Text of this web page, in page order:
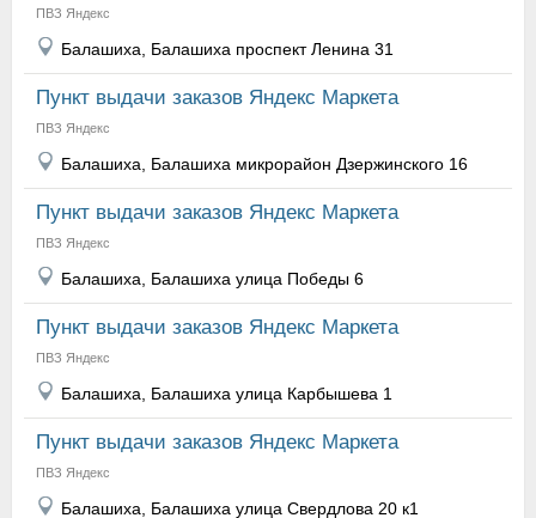
ПВЗ Яндекс
Балашиха, Балашиха проспект Ленина 31
Пункт выдачи заказов Яндекс Маркета
ПВЗ Яндекс
Балашиха, Балашиха микрорайон Дзержинского 16
Пункт выдачи заказов Яндекс Маркета
ПВЗ Яндекс
Балашиха, Балашиха улица Победы 6
Пункт выдачи заказов Яндекс Маркета
ПВЗ Яндекс
Балашиха, Балашиха улица Карбышева 1
Пункт выдачи заказов Яндекс Маркета
ПВЗ Яндекс
Балашиха, Балашиха улица Свердлова 20 к1